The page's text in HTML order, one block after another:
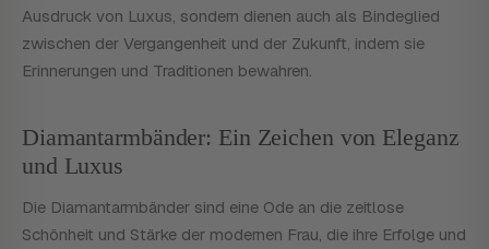
Ausdruck von Luxus, sondern dienen auch als Bindeglied
zwischen der Vergangenheit und der Zukunft, indem sie
Erinnerungen und Traditionen bewahren.
Diamantarmbänder: Ein Zeichen von Eleganz
und Luxus
Die Diamantarmbänder sind eine Ode an die zeitlose
Schönheit und Stärke der modernen Frau, die ihre Erfolge und